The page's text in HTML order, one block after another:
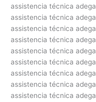
assistencia técnica adega
assistencia técnica adega
assistencia técnica adega
assistencia técnica adega
assistencia técnica adega
assistencia técnica adega
assistencia técnica adega
assistencia técnica adega
assistencia técnica adega